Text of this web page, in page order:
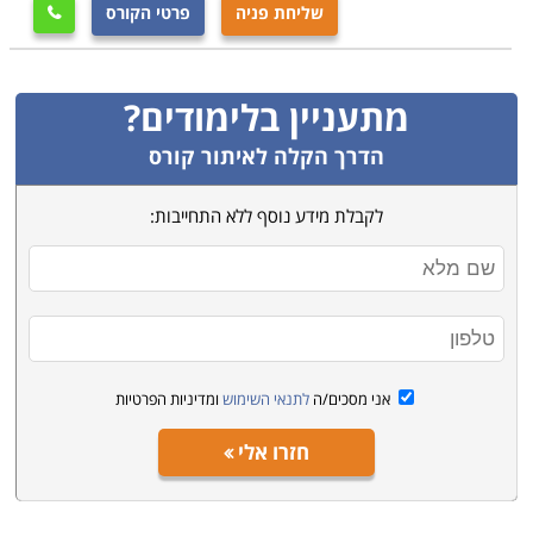
שליחת פניה פרטי הקורס 
מתעניין בלימודים?
הדרך הקלה לאיתור קורס
לקבלת מידע נוסף ללא התחייבות:
אני מסכים/ה לתנאי השימוש ומדיניות הפרטיות
חזרו אלי